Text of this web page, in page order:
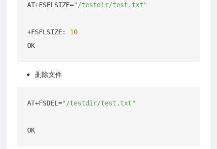
AT+FSFLSIZE="/testdir/test.txt"
+FSFLSIZE: 10
删除文件
AT+FSDEL="/testdir/test.txt"